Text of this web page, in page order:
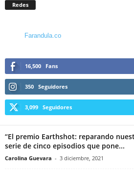
Redes
Farandula.co
16,500 Fans
350 Seguidores
3,099 Seguidores
“El premio Earthshot: reparando
serie de cinco episodios que pone...
Carolina Guevara - 3 diciembre, 2021